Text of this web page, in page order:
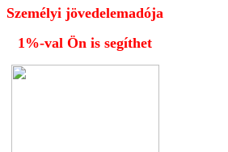
Személyi jövedelemadója
1%-val Ön is segíthet